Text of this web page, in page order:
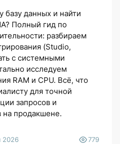
базу данных и найти
Полный гид по
разбираем
(Studio,
с системными
исследуем
RAM и CPU. Всё, что
для точной
запросов и
на продакшене.
2026 779